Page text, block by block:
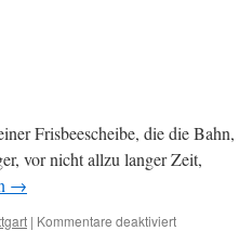
Frisbeescheibe, die die Bahn,
vor nicht allzu langer Zeit,
→
| Kommentare deaktiviertfür